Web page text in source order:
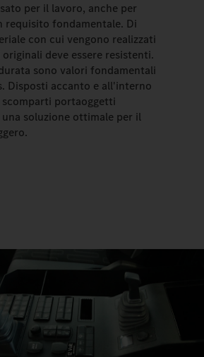
per il lavoro, anche per
requisito fondamentale. Di
con cui vengono realizzati
deve essere resistenti.
sono valori fondamentali
Disposti accanto e all'interno
portaoggetti
soluzione ottimale per il